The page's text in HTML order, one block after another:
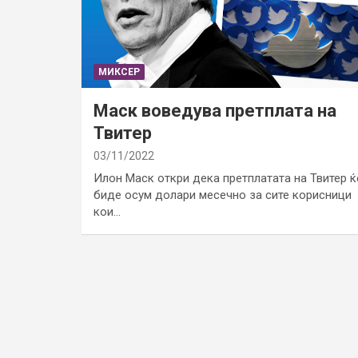
МИКСЕР
Маск воведува претплата на
Твитер
03/11/2022
Илон Маск откри дека претплатата на Твитер
биде осум долари месечно за сите корисници
кои…